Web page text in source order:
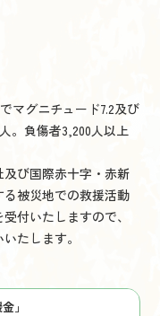
マグニチュード7.2及び
。負傷者3,200人以上
び国際赤十字・赤新
被災地での救援活動
付いたしますので、
たします。
」